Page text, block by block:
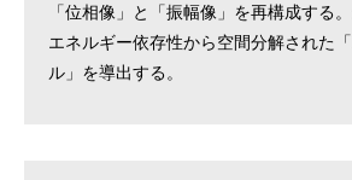
「位相像」と「振幅像」を再構成する
エネルギー依存性から空間分解された
ル」を導出する。